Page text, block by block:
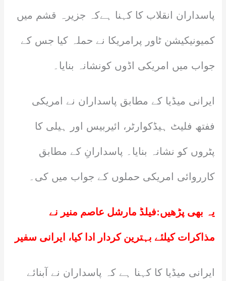
پاسداران انقلاب کا کہنا ہےکہ جزیرہ قشم میں
کمیونیکیشن ٹاور پرامریکا نے حملہ کیا جس کے
جواب میں امریکی اڈوں کونشانہ بنایا۔
ایرانی میڈیا کے مطابق پاسداران نے امریکی
ففتھ فلیٹ ہیڈکوارٹر، ائیربیس اور ہیلی کا
پٹروں کو نشانہ بنایا۔ پاسدارانِ کے مطابق
کارروائی امریکی حملوں کے جواب میں کی۔
یہ بھی پڑھیں:فیلڈ مارشل عاصم منیر نے
مذاکرات کیلئے بہترین کردار ادا کیا، ایرانی سفیر
ایرانی میڈیا کا کہنا ہے کہ پاسداران نے آبنائے